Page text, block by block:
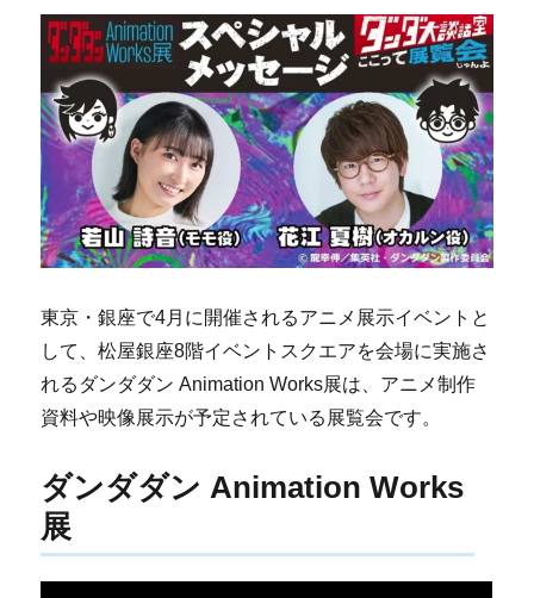
東京・銀座で4月に開催されるアニメ展示イベントと
して、松屋銀座8階イベントスクエアを会場に実施さ
れるダンダダン Animation Works展は、アニメ制作
資料や映像展示が予定されている展覧会です。
ダンダダン Animation Works
展